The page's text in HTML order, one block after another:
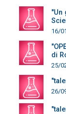
"Un
16/
di
25/
26/